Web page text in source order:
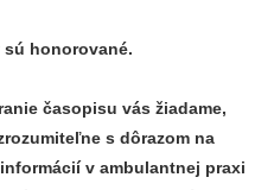
honorované.
časopisu vás žiadame,
s dôrazom na
v ambulantnej praxi